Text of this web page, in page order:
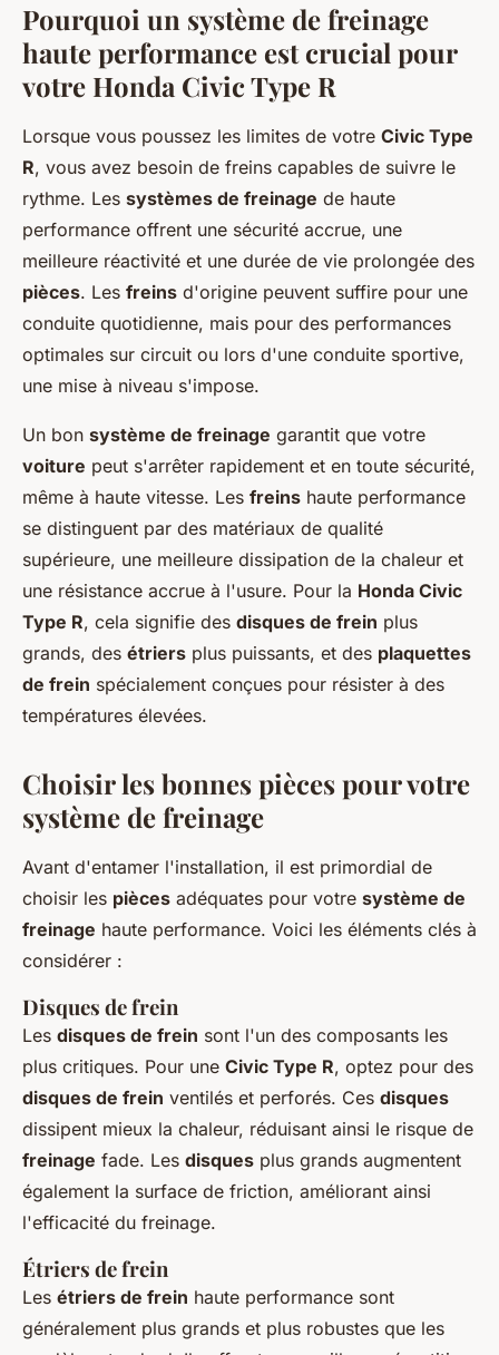
Pourquoi un système de freinage
haute performance est crucial pour
votre Honda Civic Type R
Lorsque vous poussez les limites de votre Civic Type
R, vous avez besoin de freins capables de suivre le
rythme. Les systèmes de freinage de haute
performance offrent une sécurité accrue, une
meilleure réactivité et une durée de vie prolongée des
pièces. Les freins d'origine peuvent suffire pour une
conduite quotidienne, mais pour des performances
optimales sur circuit ou lors d'une conduite sportive,
une mise à niveau s'impose.
Un bon système de freinage garantit que votre
voiture peut s'arrêter rapidement et en toute sécurité,
même à haute vitesse. Les freins haute performance
se distinguent par des matériaux de qualité
supérieure, une meilleure dissipation de la chaleur et
une résistance accrue à l'usure. Pour la Honda Civic
Type R, cela signifie des disques de frein plus
grands, des étriers plus puissants, et des plaquettes
de frein spécialement conçues pour résister à des
températures élevées.
Choisir les bonnes pièces pour votre
système de freinage
Avant d'entamer l'installation, il est primordial de
choisir les pièces adéquates pour votre système de
freinage haute performance. Voici les éléments clés à
considérer :
Disques de frein
Les disques de frein sont l'un des composants les
plus critiques. Pour une Civic Type R, optez pour des
disques de frein ventilés et perforés. Ces disques
dissipent mieux la chaleur, réduisant ainsi le risque de
freinage fade. Les disques plus grands augmentent
également la surface de friction, améliorant ainsi
l'efficacité du freinage.
Étriers de frein
Les étriers de frein haute performance sont
généralement plus grands et plus robustes que les